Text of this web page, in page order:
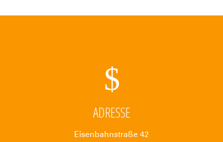
ADRESSE
Eisenbahnstraße 42